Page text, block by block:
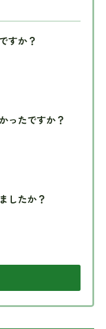
すか？
ったですか？
したか？